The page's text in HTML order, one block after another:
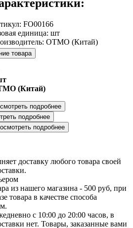
: FO00166
единица: шт
: OTMO (Китай)
товара
(Китай)
подробнее
подробнее
подробнее
доставку любого товара своей
из нашего магазина - 500 руб, при
товара в качестве способа
с 10:00 до 20:00 часов, в
нет. Товары, заказанные вами